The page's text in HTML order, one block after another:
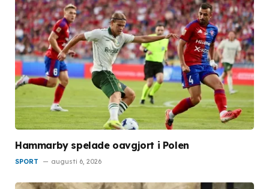
Hammarby spelade oavgjort i Polen
SPORT augusti 6, 2026